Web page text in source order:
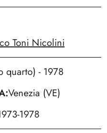
Toni Nicolini
quarto) - 1978
Venezia (VE)
1978